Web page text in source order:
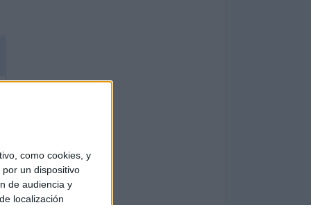
como cookies, y
un dispositivo
de audiencia y
localización